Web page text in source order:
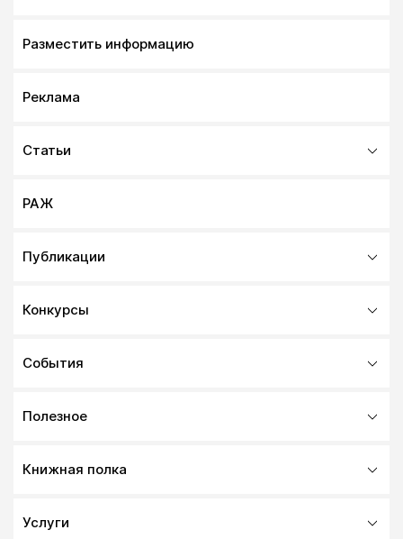
Разместить информацию
Реклама
Статьи
РАЖ
Публикации
Конкурсы
События
Полезное
Книжная полка
Услуги